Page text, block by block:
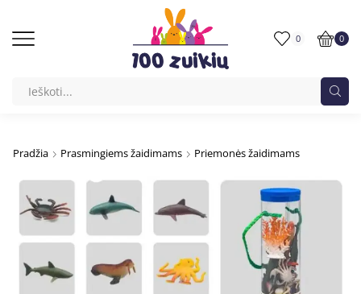
0 0
Pradžia Prasmingiems žaidimams Priemonės žaidimams